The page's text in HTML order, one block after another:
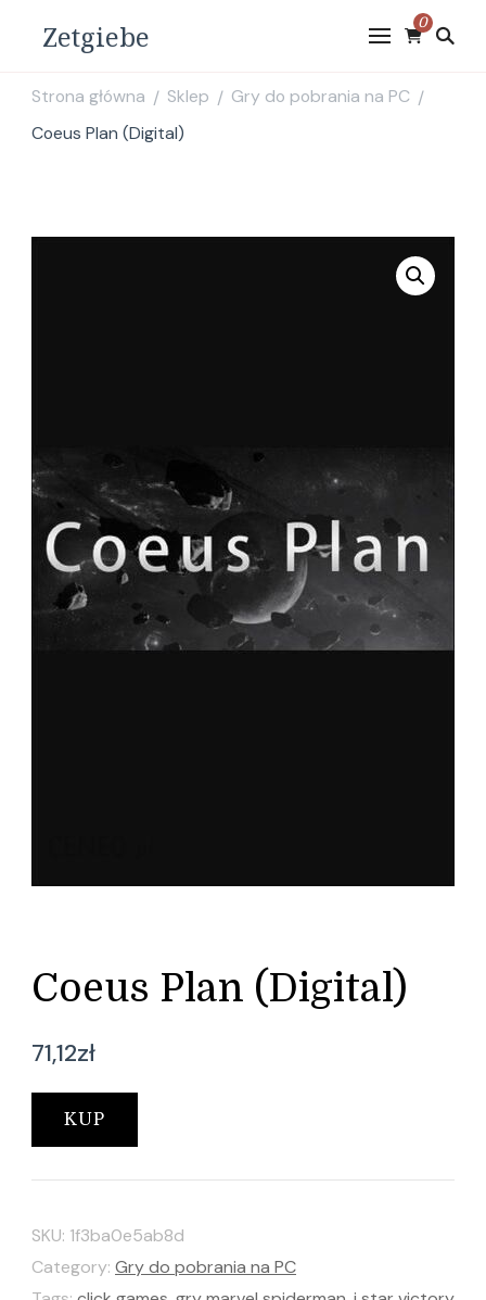
Zetgiebe 0
Strona główna / Sklep / Gry do pobrania na PC /
Coeus Plan (Digital)
Coeus Plan (Digital)
71,12zł
KUP
SKU: 1f3ba0e5ab8d
Category: Gry do pobrania na PC